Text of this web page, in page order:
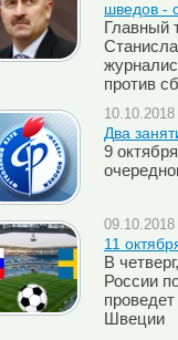
шведов -
Главный
против
Два
9
11
В
России
Швеции